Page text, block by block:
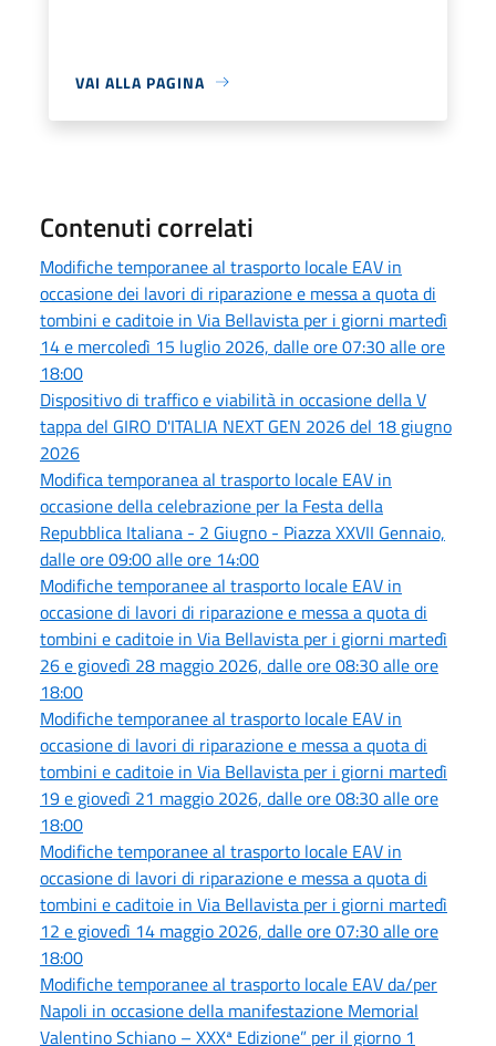
VAI ALLA PAGINA
Contenuti correlati
Modifiche temporanee al trasporto locale EAV in
occasione dei lavori di riparazione e messa a quota di
tombini e caditoie in Via Bellavista per i giorni martedì
14 e mercoledì 15 luglio 2026, dalle ore 07:30 alle ore
18:00
Dispositivo di traffico e viabilità in occasione della V
tappa del GIRO D'ITALIA NEXT GEN 2026 del 18 giugno
2026
Modifica temporanea al trasporto locale EAV in
occasione della celebrazione per la Festa della
Repubblica Italiana - 2 Giugno - Piazza XXVII Gennaio,
dalle ore 09:00 alle ore 14:00
Modifiche temporanee al trasporto locale EAV in
occasione di lavori di riparazione e messa a quota di
tombini e caditoie in Via Bellavista per i giorni martedì
26 e giovedì 28 maggio 2026, dalle ore 08:30 alle ore
18:00
Modifiche temporanee al trasporto locale EAV in
occasione di lavori di riparazione e messa a quota di
tombini e caditoie in Via Bellavista per i giorni martedì
19 e giovedì 21 maggio 2026, dalle ore 08:30 alle ore
18:00
Modifiche temporanee al trasporto locale EAV in
occasione di lavori di riparazione e messa a quota di
tombini e caditoie in Via Bellavista per i giorni martedì
12 e giovedì 14 maggio 2026, dalle ore 07:30 alle ore
18:00
Modifiche temporanee al trasporto locale EAV da/per
Napoli in occasione della manifestazione Memorial
Valentino Schiano – XXXª Edizione” per il giorno 1